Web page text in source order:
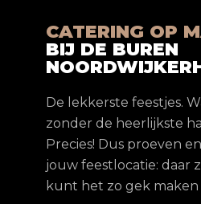
CATERING OP
BIJ DE BUREN
De lekkerste feestjes.
zonder de heerlijkste
Precies! Dus proeven
jouw feestlocatie: daar
kunt het zo gek maken